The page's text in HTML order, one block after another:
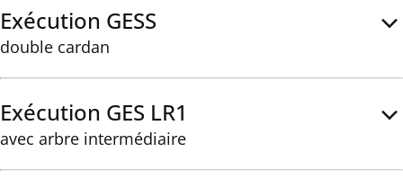
Exécution GESS
double cardan
Exécution GES LR1
avec arbre intermédiaire